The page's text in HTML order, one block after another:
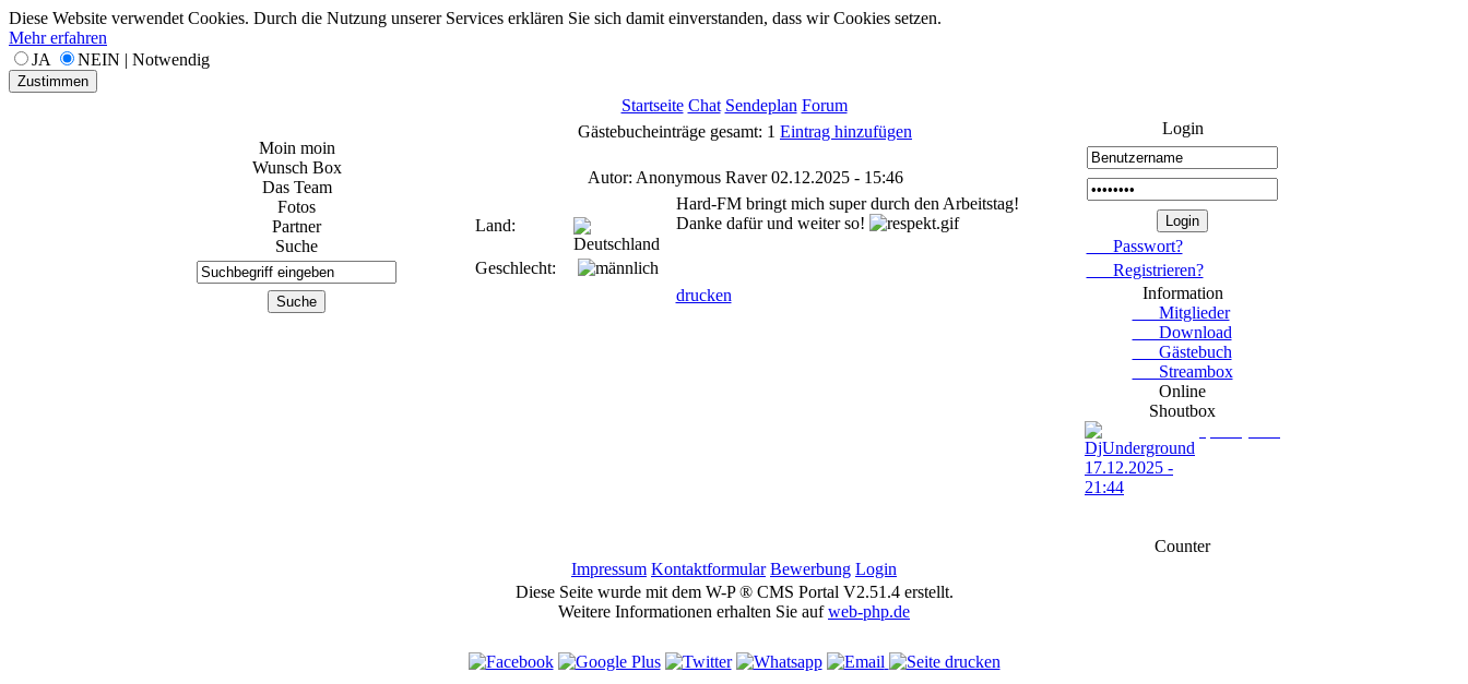
Diese Website verwendet Cookies. Durch die Nutzung unserer Services erklären Sie sich damit einverstanden, dass wir Cookies setzen.
Mehr erfahren
JA
NEIN | Notwendig
Zustimmen
Startseite Chat Sendeplan Forum
Moin moin
Wunsch Box
Das Team
Fotos
Partner
Suche
Gästebucheinträge gesamt: 1 Eintrag hinzufügen
Autor: Anonymous Raver 02.12.2025 - 15:46
Land:
Geschlecht:
Hard-FM bringt mich super durch den Arbeitstag!
Danke dafür und weiter so!
drucken
Login
Passwort?
Registrieren?
Information
Mitglieder
Download
Gästebuch
Streambox
Online
Shoutbox
Counter
Impressum Kontaktformular Bewerbung Login
Diese Seite wurde mit dem W-P ® CMS Portal V2.51.4 erstellt.
Weitere Informationen erhalten Sie aufweb-php.de